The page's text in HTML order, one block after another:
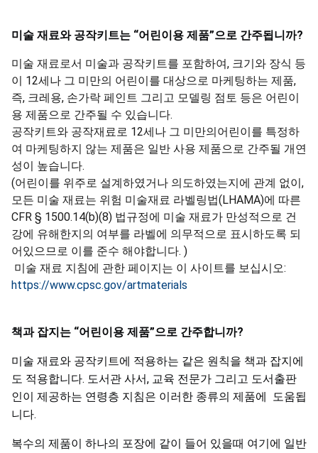
미술 재료와 공작키트는 “어린이용 제품”으로 간주됩니까?
미술 재료로서 미술과 공작키트를 포함하여, 크기와 장식 등
이 12세나 그 미만의 어린이를 대상으로 마케팅하는 제품,
즉, 크레용, 손가락 페인트 그리고 모델링 점토 등은 어린이
용 제품으로 간주될 수 있습니다.
공작키트와 공작재료로 12세나 그 미만의어린이를 특정하
여 마케팅하지 않는 제품은 일반 사용 제품으로 간주될 개연
성이 높습니다.
(어린이를 위주로 설계하였거나 의도하였는지에 관계 없이,
모든 미술 재료는 위험 미술재료 라벨링법(LHAMA)에 따른
CFR § 1500.14(b)(8) 법규정에 미술 재료가 만성적으로 건
강에 유해한지의 여부를 라벨에 의무적으로 표시하도록 되
어있으므로 이를 준수 해야합니다. )
미술 재료 지침에 관한 페이지는 이 사이트를 보십시오:
https://www.cpsc.gov/artmaterials
책과 잡지는 “어린이용 제품”으로 간주합니까?
미술 재료와 공작키트에 적용하는 같은 원칙을 책과 잡지에
도 적용합니다. 도서관 사서, 교육 전문가 그리고 도서출판
인이 제공하는 연령층 지침은 이러한 종류의 제품에 도움됩
니다.
복수의 제품이 하나의 포장에 같이 들어 있을때 여기에 일반